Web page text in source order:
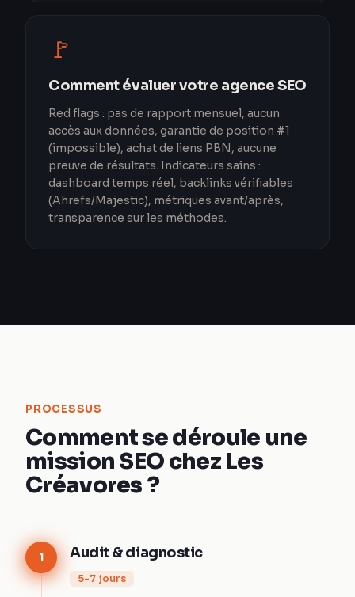
🚩
Comment évaluer votre agence SEO
Red flags : pas de rapport mensuel, aucun
accès aux données, garantie de position #1
(impossible), achat de liens PBN, aucune
preuve de résultats. Indicateurs sains :
dashboard temps réel, backlinks vérifiables
(Ahrefs/Majestic), métriques avant/après,
transparence sur les méthodes.
PROCESSUS
Comment se déroule une
mission SEO chez Les
Créavores ?
1 Audit & diagnostic
5-7 jours